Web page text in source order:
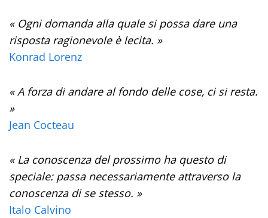
« Ogni domanda alla quale si possa dare una
risposta ragionevole è lecita. »
Konrad Lorenz
« A forza di andare al fondo delle cose, ci si resta.
»
Jean Cocteau
« La conoscenza del prossimo ha questo di
speciale: passa necessariamente attraverso la
conoscenza di se stesso. »
Italo Calvino